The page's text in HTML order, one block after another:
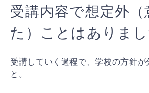
受講内容で想定外（
た）ことはありまし
受講していく過程で、学校の方針が
と。